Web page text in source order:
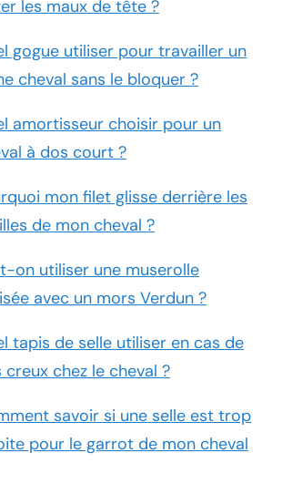
les maux de tête ?
gogue utiliser pour travailler un
cheval sans le bloquer ?
amortisseur choisir pour un
à dos court ?
mon filet glisse derrière les
de mon cheval ?
on utiliser une muserolle
avec un mors Verdun ?
tapis de selle utiliser en cas de
creux chez le cheval ?
savoir si une selle est trop
pour le garrot de mon cheval